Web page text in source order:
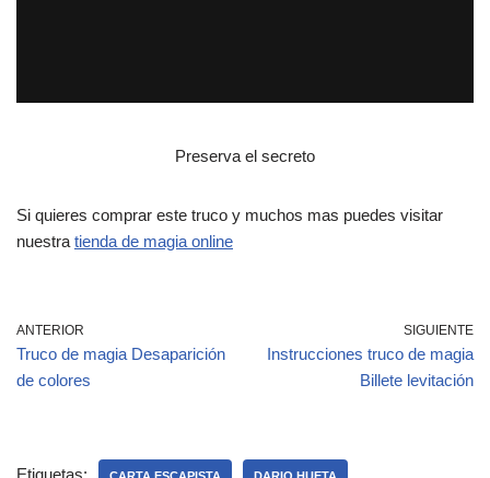
Preserva el secreto
Si quieres comprar este truco y muchos mas puedes visitar
nuestra tienda de magia online
ANTERIOR
Truco de magia Desaparición
de colores
SIGUIENTE
Instrucciones truco de magia
Billete levitación
Etiquetas: